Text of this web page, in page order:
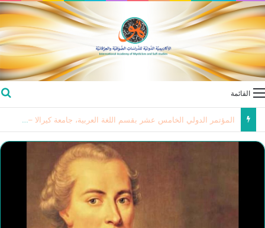
القائمة
ندوة في الأردن حول “القدس … بين استهداف الوجود و اسيدامة الشاهد الحضاري “